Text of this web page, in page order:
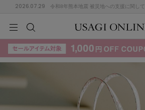
2026.07.29 令和8年熊本地震 被災地への支援に関して
検索
KIDSBABYBEAUTYLIFE STYLE
(715)
KIDSBABYBEAUTYLIFE STYLE
F G